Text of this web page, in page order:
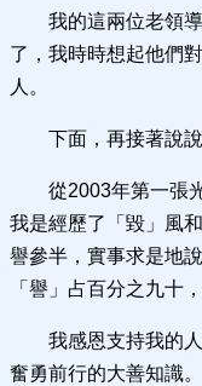
我的這兩位老領
了，我時時想起他們
人。
下面，再接著說
從2003年第一張
我是經歷了「毀」風
譽參半，實事求是地
「譽」占百分之九十
我感恩支持我的
奮勇前行的大善知識。